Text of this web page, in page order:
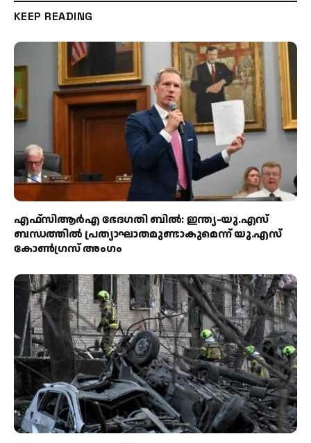
KEEP READING
എഫ്‌സിആർഎ ഭേദഗതി ബിൽ: ഇന്ത്യ-യു.എസ്
ബന്ധത്തിൽ പ്രത്യാഘാതമുണ്ടാകുമെന്ന് യു.എസ്
കോൺഗ്രസ് അംഗം